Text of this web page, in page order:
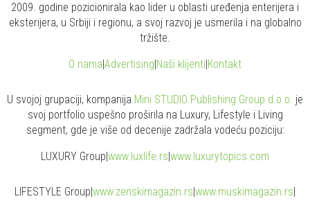
2009. godine pozicionirala kao lider u oblasti uređenja enterijera i
eksterijera, u Srbiji i regionu, a svoj razvoj je usmerila i na globalno
tržište.
O nama|Advertising|Naši klijenti|Kontakt
U svojoj grupaciji, kompanija Mini STUDIO Publishing Group d.o.o. je
svoj portfolio uspešno proširila na Luxury, Lifestyle i Living
segment, gde je više od decenije zadržala vodeću poziciju:
LUXURY Group|www.luxlife.rs|www.luxurytopics.com
LIFESTYLE Group|www.zenskimagazin.rs|www.muskimagazin.rs|